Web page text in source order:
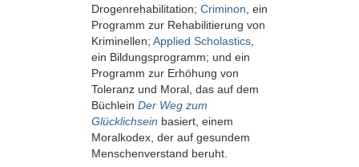
Drogenrehabilitation; Criminon , ein
Programm zur Rehabilitierung von
Kriminellen; Applied Scholastics
ein Bildungsprogramm; und ein
Programm zur Erhöhung von
Toleranz und Moral, das auf dem
Büchlein Der Weg zum
Glücklichsein basiert, einem
Moralkodex, der auf gesundem
Menschenverstand beruht.